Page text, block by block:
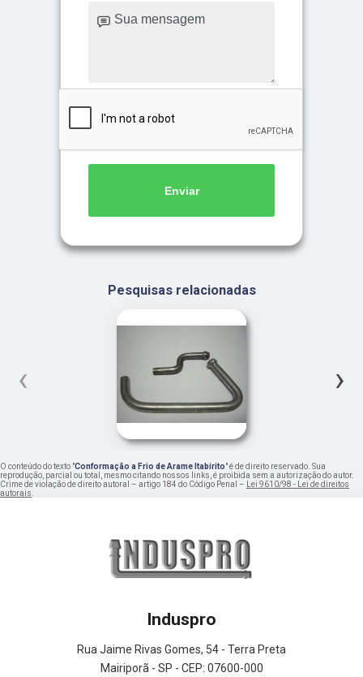
Enviar
Pesquisas relacionadas
‹ ›
O conteúdo do texto "Conformação a Frio de Arame Itabirito" é de direito reservado. Sua
reprodução, parcial ou total, mesmo citando nossos links, é proibida sem a autorização do autor.
Crime de violação de direito autoral – artigo 184 do Código Penal – Lei 9610/98 - Lei de direitos
autorais.
Induspro
Rua Jaime Rivas Gomes, 54 - Terra Preta
Mairiporã - SP - CEP: 07600-000